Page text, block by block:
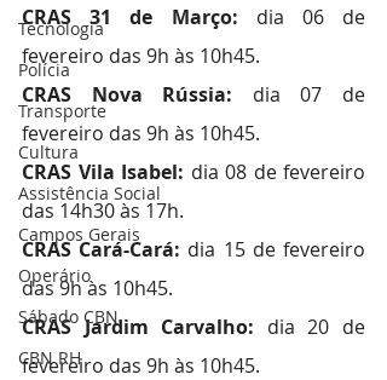
Tecnologia
Polícia
Transporte
Cultura
Assistência Social
Campos Gerais
Operário
Sábado CBN
CBN RH
CRAS 31 de Março: dia 06 de
fevereiro das 9h às 10h45.
CRAS Nova Rússia: dia 07 de
fevereiro das 9h às 10h45.
CRAS Vila Isabel: dia 08 de fevereiro
das 14h30 às 17h.
CRAS Cará-Cará: dia 15 de fevereiro
das 9h às 10h45.
CRAS Jardim Carvalho: dia 20 de
fevereiro das 9h às 10h45.